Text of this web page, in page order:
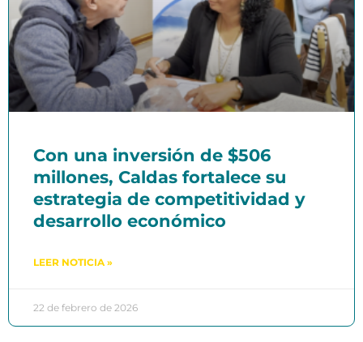
Con una inversión de $506
millones, Caldas fortalece su
estrategia de competitividad y
desarrollo económico
LEER NOTICIA »
22 de febrero de 2026